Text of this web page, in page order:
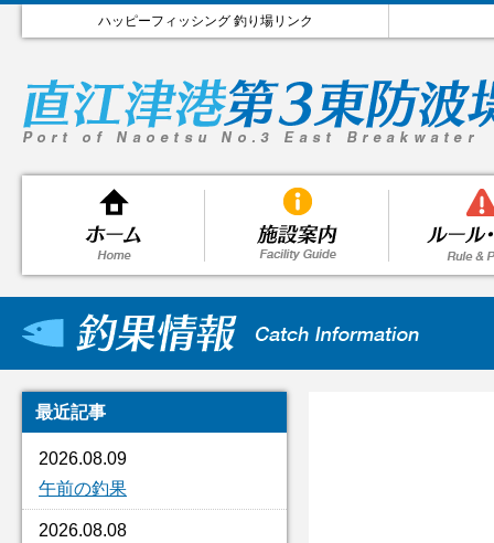
ハッピーフィッシング 釣り場リンク
最近記事
2026.08.09
午前の釣果
2026.08.08